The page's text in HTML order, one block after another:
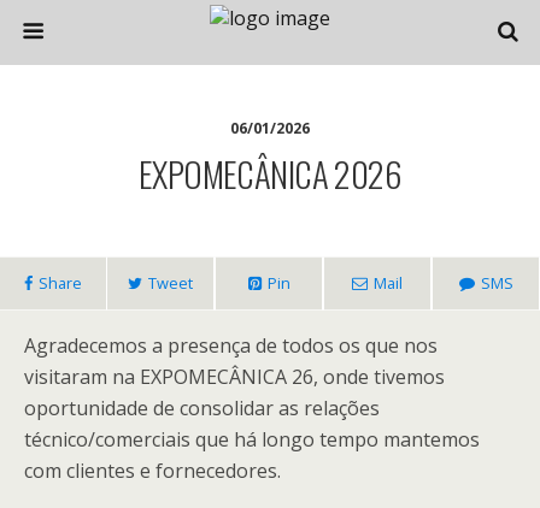
06/01/2026
EXPOMECÂNICA 2026
Share Tweet Pin Mail SMS
Agradecemos a presença de todos os que nos
visitaram na EXPOMECÂNICA 26, onde tivemos
oportunidade de consolidar as relações
técnico/comerciais que há longo tempo mantemos
com clientes e fornecedores.